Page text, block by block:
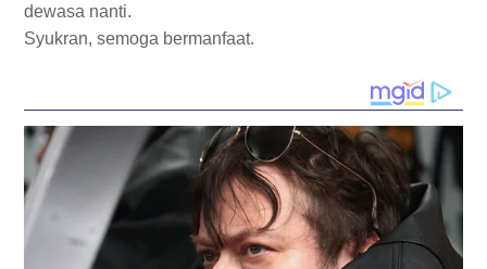
dewasa nanti.
Syukran, semoga bermanfaat.